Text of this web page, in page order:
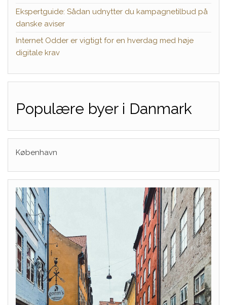
Ekspertguide: Sådan udnytter du kampagnetilbud på
danske aviser
Internet Odder er vigtigt for en hverdag med høje
digitale krav
Populære byer i Danmark
København